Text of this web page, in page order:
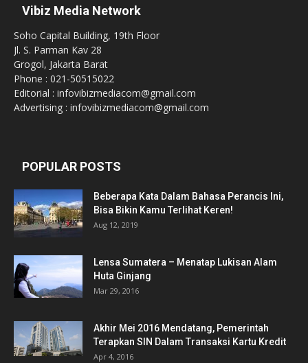
Vibiz Media Network
Soho Capital Building, 19th Floor
Jl. S. Parman Kav 28
Grogol, Jakarta Barat
Phone : 021-50515022
Editorial : infovibizmediacom@gmail.com
Advertising : infovibizmediacom@gmail.com
POPULAR POSTS
Beberapa Kata Dalam Bahasa Perancis Ini,
Bisa Bikin Kamu Terlihat Keren!
Aug 12, 2019
Lensa Sumatera – Menatap Lukisan Alam
Huta Ginjang
Mar 29, 2016
Akhir Mei 2016 Mendatang, Pemerintah
Terapkan SIN Dalam Transaksi Kartu Kredit
Apr 4, 2016